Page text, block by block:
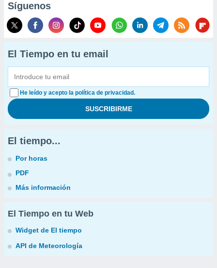
Síguenos
El Tiempo en tu email
He leído y acepto la política de privacidad.
El tiempo...
Por horas
PDF
Más información
El Tiempo en tu Web
Widget de El tiempo
API de Meteorología